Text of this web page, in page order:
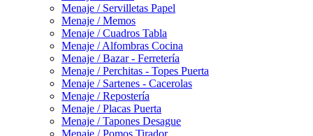
Menaje / Servilletas Papel
Menaje / Memos
Menaje / Cuadros Tabla
Menaje / Alfombras Cocina
Menaje / Bazar - Ferretería
Menaje / Perchitas - Topes Puerta
Menaje / Sartenes - Cacerolas
Menaje / Repostería
Menaje / Placas Puerta
Menaje / Tapones Desague
Menaje / Pomos Tirador